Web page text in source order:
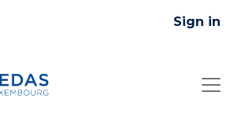
Sign in